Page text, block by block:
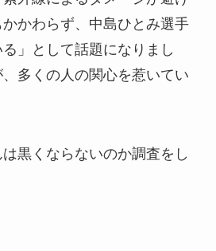
かわらず、中島ひとみ選手
」として話題になりまし
多くの人の関心を惹いてい
黒くならないのか調査をし